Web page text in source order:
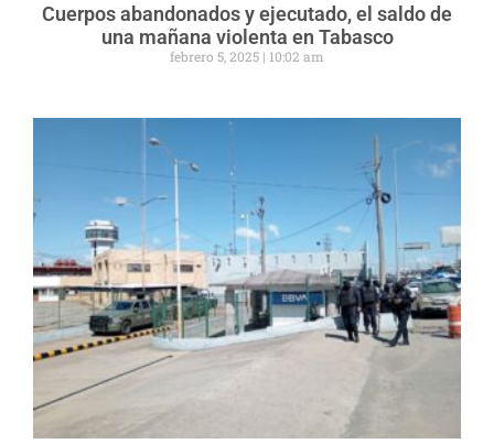
Cuerpos abandonados y ejecutado, el saldo de
una mañana violenta en Tabasco
febrero 5, 2025 10:02 am